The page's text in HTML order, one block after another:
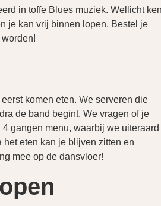
in toffe Blues muziek. Wellicht ken
je kan vrij binnen lopen. Bestel je
komen eten. We serveren die
de band begint. We vragen of je
gangen menu, waarbij we uiteraard
eten kan je blijven zitten en
mee op de dansvloer!